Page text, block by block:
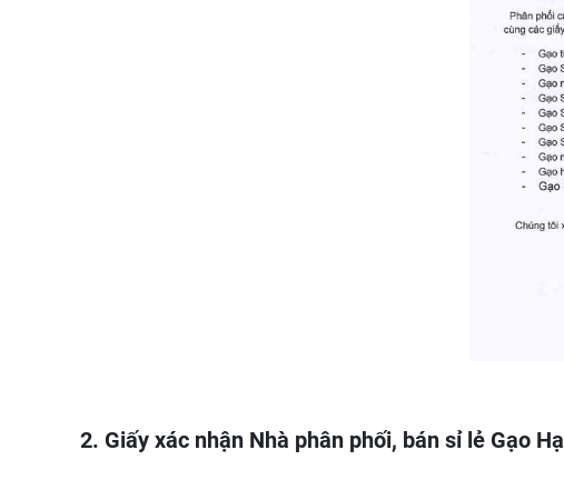
2. Giấy xác nhận Nhà phân phối, bán sỉ lẻ Gạo